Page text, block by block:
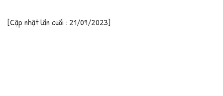
[Cập nhật lần cuối : 21/09/2023]